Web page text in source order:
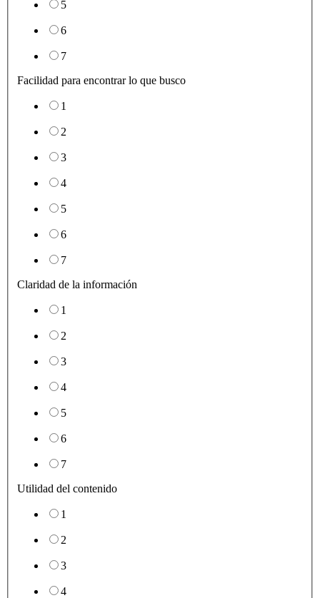
5
6
7
Facilidad para encontrar lo que busco
1
2
3
4
5
6
7
Claridad de la información
1
2
3
4
5
6
7
Utilidad del contenido
1
2
3
4